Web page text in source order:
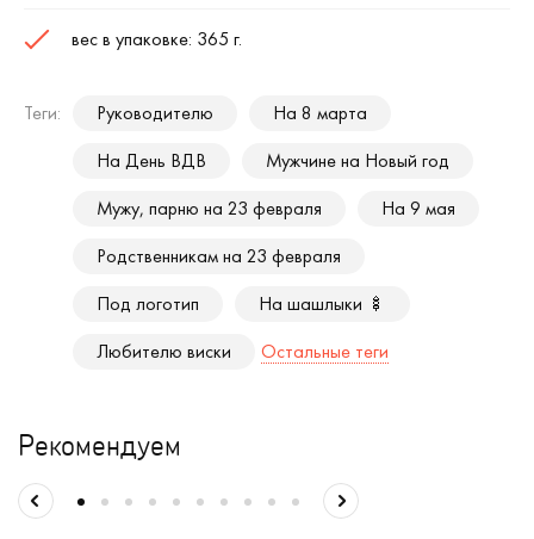
вес в упаковке: 365 г.
Теги: Руководителю
На 8 марта
На День ВДВ
Мужчине на Новый год
Мужу, парню на 23 февраля
На 9 мая
Родственникам на 23 февраля
Под логотип
На шашлыки 🍢
Любителю виски
Остальные теги
Рекомендуем